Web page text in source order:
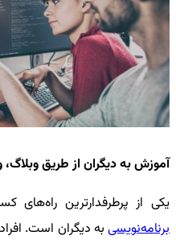
آموزش به دیگران از طریق
یکی از پرطرفدارترین راه‌های
برنامه‌نویسی به دیگران است.